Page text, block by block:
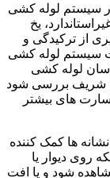
سیستم لوله کشی
یخ
از ترکیدگی و
سیستم لوله کشی
لوله کشی
شریف بررسی شود
های بیشتر
ها کمک کننده
روی دیوار یا
شود و یا افت